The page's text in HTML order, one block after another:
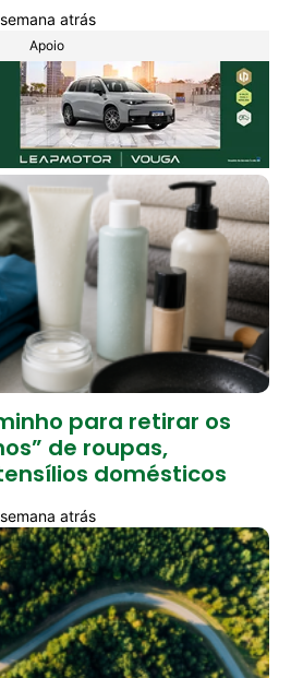
atrás
Apoio
para retirar os
de roupas,
domésticos
atrás